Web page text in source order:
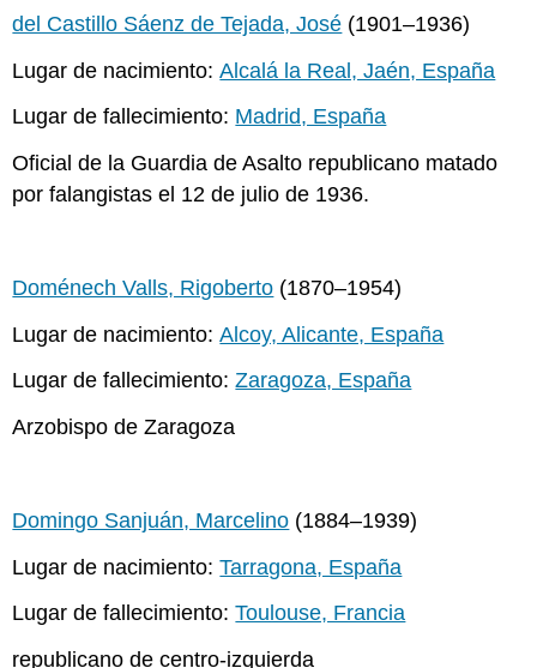
del Castillo Sáenz de Tejada, José (1901–1936)
Lugar de nacimiento:Alcalá la Real, Jaén, España
Lugar de fallecimiento: Madrid, España
Oficial de la Guardia de Asalto republicano matado
por falangistas el 12 de julio de 1936.
Doménech Valls, Rigoberto (1870–1954)
Lugar de nacimiento:Alcoy, Alicante, España
Lugar de fallecimiento:Zaragoza, España
Arzobispo de Zaragoza
Domingo Sanjuán, Marcelino (1884–1939)
Lugar de nacimiento:Tarragona, España
Lugar de fallecimiento:Toulouse, Francia
republicano de centro-izquierda